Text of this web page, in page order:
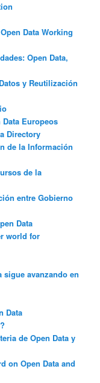
Data Working
Open Data,
y Reutilización
Europeos
Directory
de la Información
de la
entre Gobierno
Data
world for
sigue avanzando en
Data
de Open Data y
on Open Data and